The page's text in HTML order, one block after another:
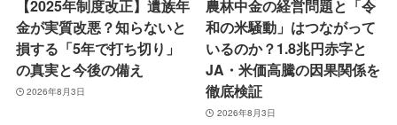
【2025年制度改正】遺族年
金が実質改悪？知らないと
損する「5年で打ち切り」
の真実と今後の備え
2026年8月3日
農林中金の経営問題と「令
和の米騒動」はつながって
いるのか？1.8兆円赤字と
JA・米価高騰の因果関係を
徹底検証
2026年8月3日